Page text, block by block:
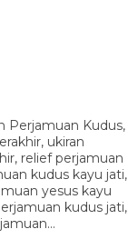
Perjamuan Kudus,
ukiran
relief perjamuan
kudus kayu jati,
yesus kayu
kudus jati,